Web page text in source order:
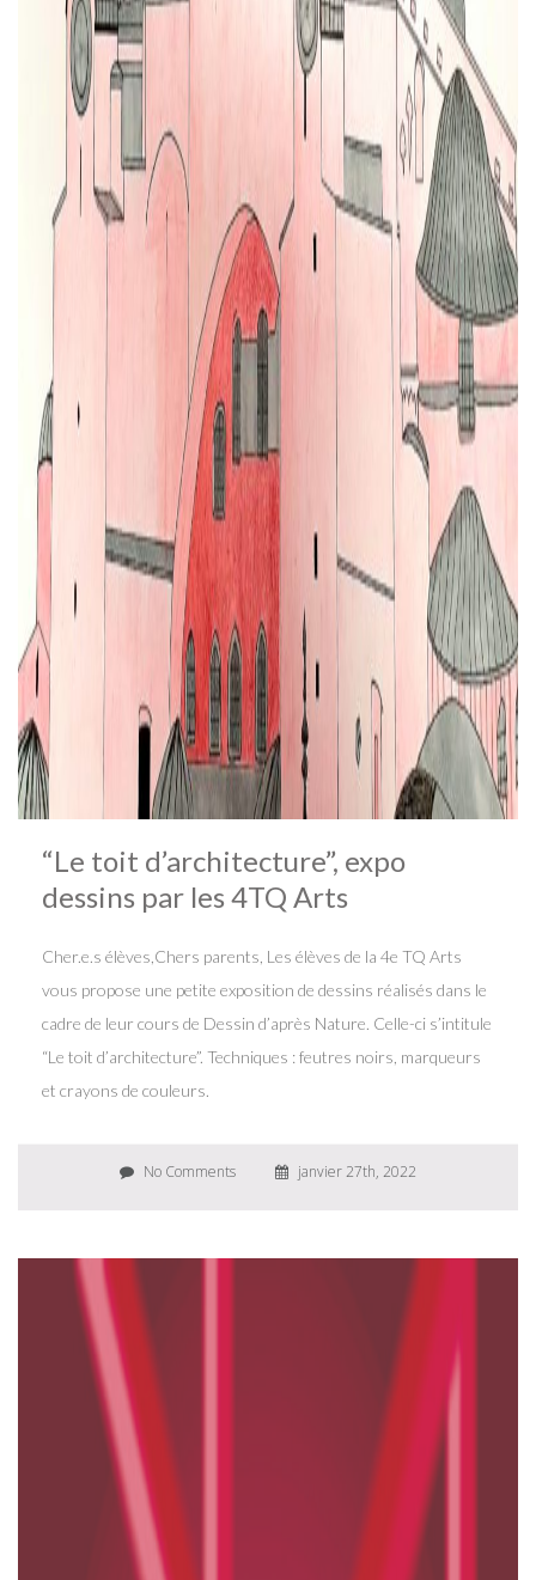
“Le toit d’architecture”, expo
dessins par les 4TQ Arts
Cher.e.s élèves,Chers parents, Les élèves de la 4e TQ Arts
vous propose une petite exposition de dessins réalisés dans le
cadre de leur cours de Dessin d’après Nature. Celle-ci s’intitule
“Le toit d’architecture”. Techniques : feutres noirs, marqueurs
et crayons de couleurs.
No Comments janvier 27th, 2022